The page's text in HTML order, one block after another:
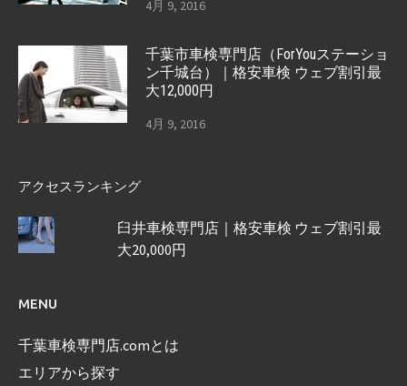
4月 9, 2016
千葉市車検専門店（ForYouステーショ
ン千城台）｜格安車検 ウェブ割引最
大12,000円
4月 9, 2016
アクセスランキング
臼井車検専門店｜格安車検 ウェブ割引最
大20,000円
MENU
千葉車検専門店.comとは
エリアから探す